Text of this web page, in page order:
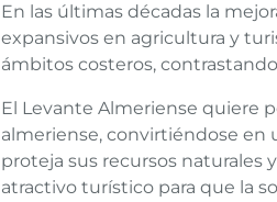
En las últimas décadas la
expansivos en agricultura y
ámbitos costeros,
El Levante Almeriense quiere
almeriense, convirtiéndose en
proteja sus recursos naturales
atractivo turístico para que la